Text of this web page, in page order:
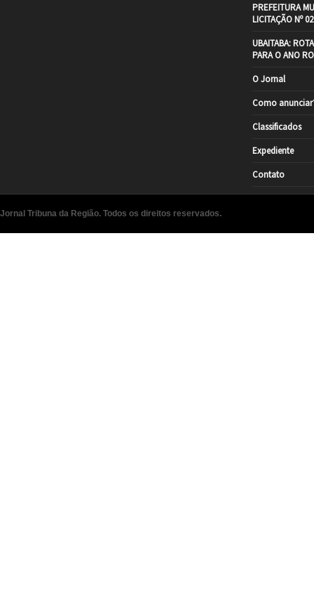
PREFEITURA
LICITAÇÃO Nº
UBAITABA:
PARA O ANO
O Jornal
Como
Classificados
Expediente
Contato
Jornal Tribuna da Região. Todos os direitos reservados.